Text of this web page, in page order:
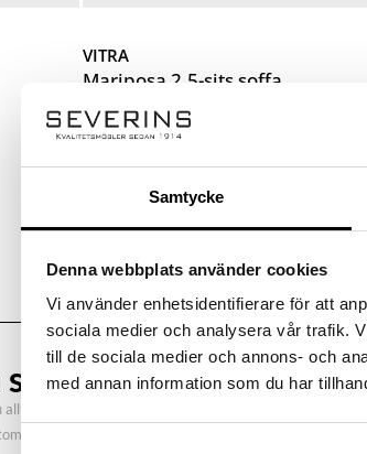
Samtycke
Denna webbplats använder cookies
Vi använder enhetsidentifierare för att
sociala medier och analysera vår trafik.
till de sociala medier och annons- och
med annan information som du har
VITRA
Mariposa 2,5-sits soffa
Mariposa 2,5-sits soffa
smart – få 10% rabatt
alltid 10% rabatt på ordinarie priser som ny kund.
i kassan – inga koder behövs.